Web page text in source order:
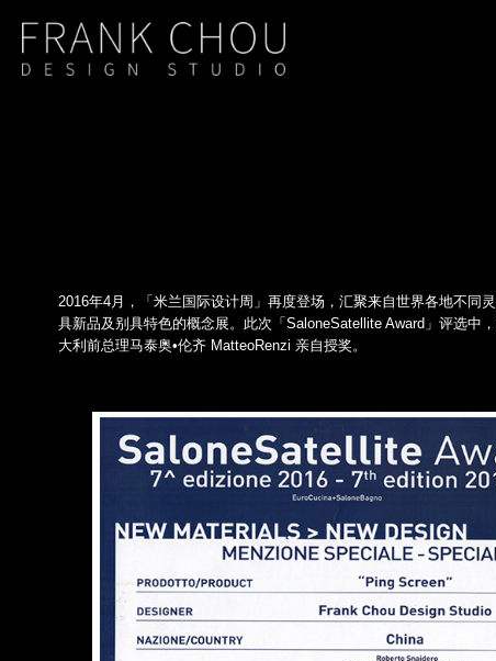
2016年4月，「米兰国际设计周」再度登场，汇聚来自世界各地不同
具新品及别具特色的概念展。此次「SaloneSatellite Award」评选中
大利前总理马泰奥•伦齐 MatteoRenzi 亲自授奖。